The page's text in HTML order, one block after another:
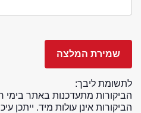
לתשומת ליבך:
הביקורות מתעדכנות באתר בימי חול בין
הביקורות אינן עולות מיד. ייתכן